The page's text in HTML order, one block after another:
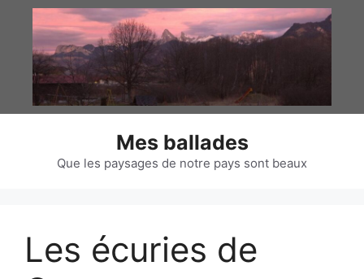
contenu
Mes ballades
Que les paysages de notre pays sont beaux
Les écuries de